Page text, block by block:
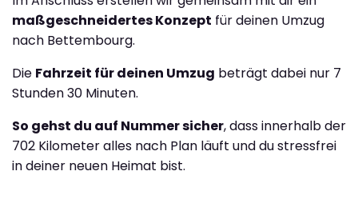
maßgeschneidertes Konzept für deinen Umzug
nach Bettembourg.
Die Fahrzeit für deinen Umzug beträgt dabei nur 7
Stunden 30 Minuten.
So gehst du auf Nummer sicher, dass innerhalb der
702 Kilometer alles nach Plan läuft und du stressfrei
in deiner neuen Heimat bist.